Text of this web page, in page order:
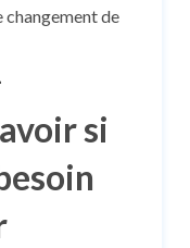
changement de
si